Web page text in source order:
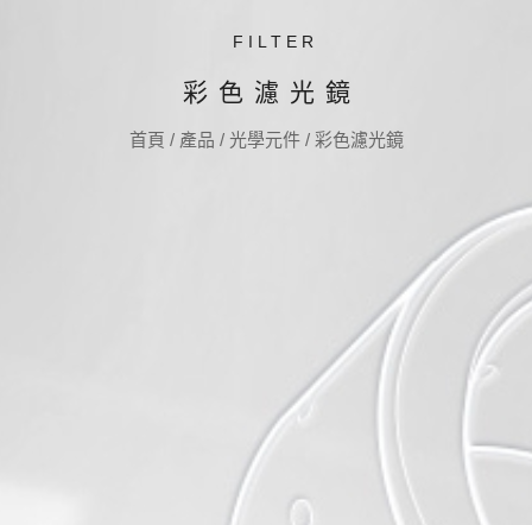
FILTER
彩色濾光鏡
首頁 / 產品 / 光學元件 / 彩色濾光鏡